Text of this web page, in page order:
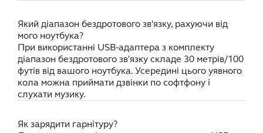
Який діапазон бездротового зв'язку, рахуючи від
мого ноутбука?
При використанні USB-адаптера з комплекту
діапазон бездротового зв'язку складе 30 метрів/100
футів від вашого ноутбука. Усередині цього уявного
кола можна приймати дзвінки по софтфону і
слухати музику.
Як зарядити гарнітуру?